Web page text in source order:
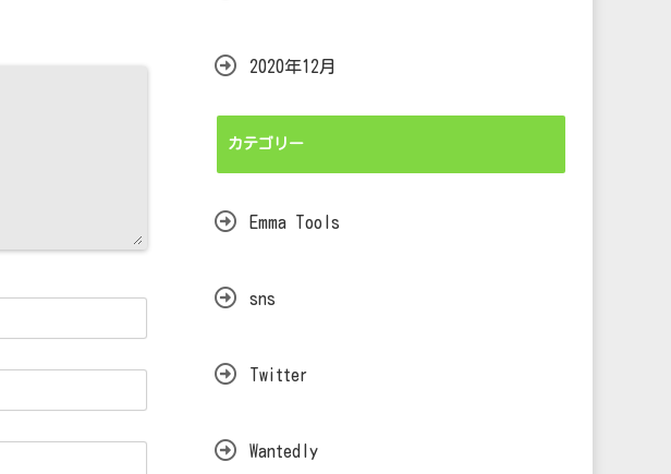
2020年12月
カテゴリー
Emma Tools
sns
Twitter
Wantedly